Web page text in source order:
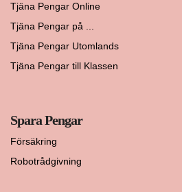
Tjäna Pengar Online
Tjäna Pengar på ...
Tjäna Pengar Utomlands
Tjäna Pengar till Klassen
Spara Pengar
Försäkring
Robotrådgivning